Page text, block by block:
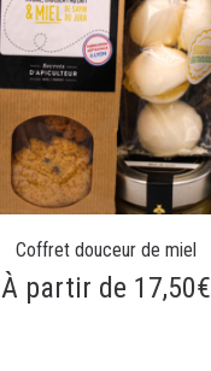
Coffret douceur de miel
À partir de 17,50€